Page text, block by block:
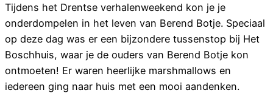
Tijdens het Drentse verhalenweekend kon je je
onderdompelen in het leven van Berend Botje. Speciaal
op deze dag was er een bijzondere tussenstop bij Het
Boschhuis, waar je de ouders van Berend Botje kon
ontmoeten! Er waren heerlijke marshmallows en
iedereen ging naar huis met een mooi aandenken.